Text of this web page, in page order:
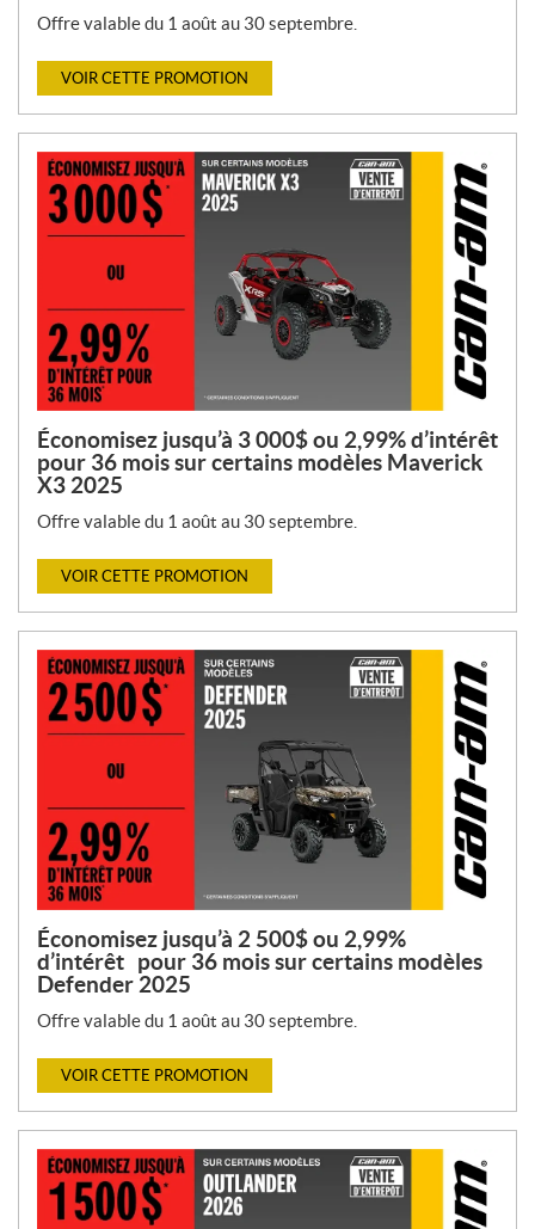
Offre valable du 1 août au 30 septembre.
VOIR CETTE PROMOTION
Économisez jusqu’à 3 000$ ou 2,99% d’intérêt
pour 36 mois sur certains modèles Maverick
X3 2025
Offre valable du 1 août au 30 septembre.
VOIR CETTE PROMOTION
Économisez jusqu’à 2 500$ ou 2,99%
d’intérêt pour 36 mois sur certains modèles
Defender 2025
Offre valable du 1 août au 30 septembre.
VOIR CETTE PROMOTION